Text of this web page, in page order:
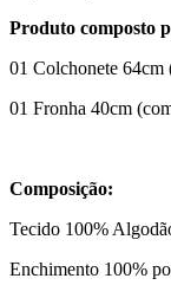
Produto composto
01 Colchonete
01 Fronha 40cm
Composição:
Tecido 100%
Enchimento 100%